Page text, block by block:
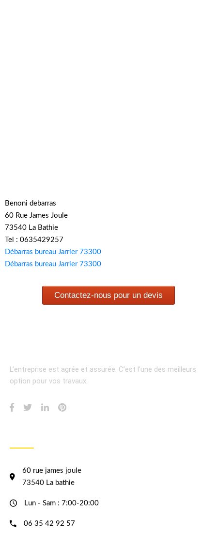
Benoni debarras
60 Rue James Joule
73540 La Bathie
Tel : 0635429257
Débarras bureau Jarrier 73300
Débarras bureau Jarrier 73300
Contactez-nous pour un devis
L’entreprise est agrée et assurée. C’est l’une des meilleurs
option pour vos travaux.
60 rue james joule
73540 La bathie
Lun - Sam : 7:00-20:00
06 35 42 92 57